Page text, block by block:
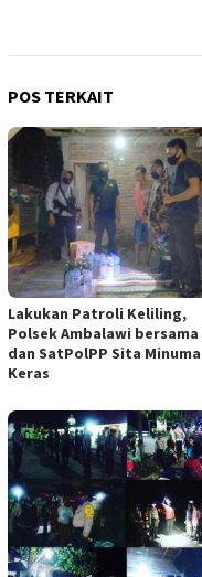
POS TERKAIT
Lakukan Patroli Keliling,
Polsek Ambalawi bersama
dan SatPolPP Sita
Keras